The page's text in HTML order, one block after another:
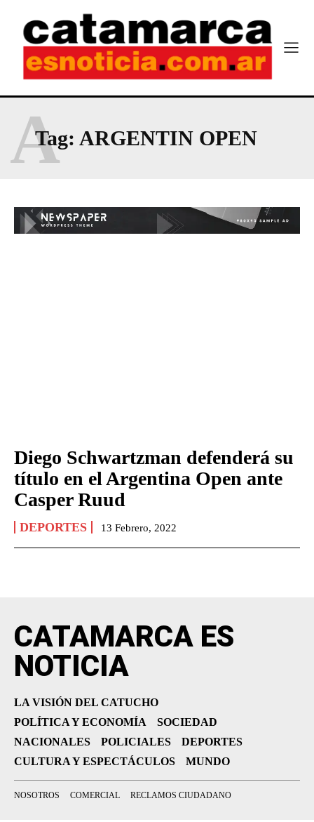
Tag: ARGENTIN OPEN
A
Diego Schwartzman defenderá su
título en el Argentina Open ante
Casper Ruud
DEPORTES 13 Febrero, 2022
CATAMARCA ES
NOTICIA
LA VISIÓN DEL CATUCHO
POLÍTICA Y ECONOMÍA
SOCIEDAD
NACIONALES
POLICIALES
DEPORTES
CULTURA Y ESPECTÁCULOS
MUNDO
NOSOTROS COMERCIAL RECLAMOS CIUDADANO